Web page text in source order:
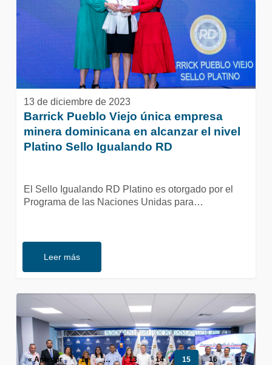
dominicana
en
el
nivel
Platino
Sello
Igualando
RD
13 de diciembre de 2023
Barrick Pueblo Viejo única empresa
minera dominicana en alcanzar el nivel
Platino Sello Igualando RD
El Sello Igualando RD Platino es otorgado por el
Programa de las Naciones Unidas para…
Leer más
cierra
proyecto
de
desarrollo
de« Anterior 1 … 13 14 15 16 17